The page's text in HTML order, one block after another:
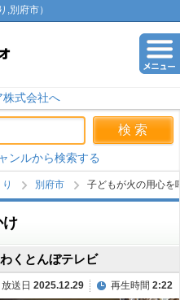
別府市）
株式会社へ
ンルから検索する
別府市 子どもが火の用心を
け
くとんぼテレビ
放送日 2025.12.29 再生時間 2:22